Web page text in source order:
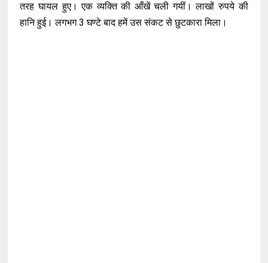
तरह घायल हुए। एक व्यक्ति की आँखें चली गयीं। लाखों रुपये की
हानि हुई। लगभग 3 घण्टे बाद हमें उस संकट से छुटकारा मिला।